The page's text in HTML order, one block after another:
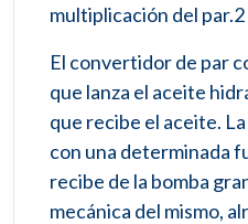
multiplicación del par.2​
El convertidor de par
que lanza el aceite
que recibe el aceite.
con una determinada
recibe de la bomba
mecánica del mismo,